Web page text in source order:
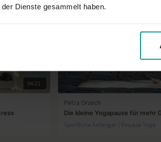
der Dienste gesammelt haben.
04:21
Petra Orzech
Die kleine Yogapause für mehr
Sportliche Anfänger | Vinyasa Yoga